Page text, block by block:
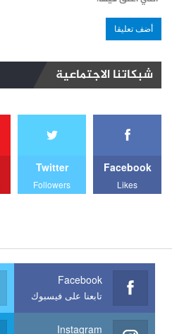
شبكاتنا الاجتماعية
Facebook
Likes
Twitter
Followers
Facebook
تابعنا على فيسبوك
Instagram